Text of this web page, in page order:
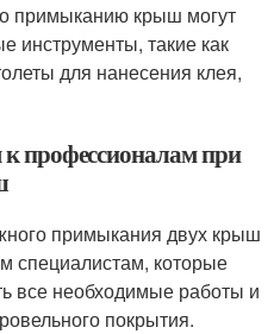
примыканию крыш могут
инструменты, такие как
для нанесения клея,
профессионалам при
примыкания двух крыш
специалистам, которые
все необходимые работы и
покрытия.